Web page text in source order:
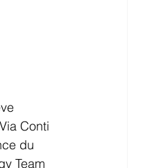
Conti
du
Team